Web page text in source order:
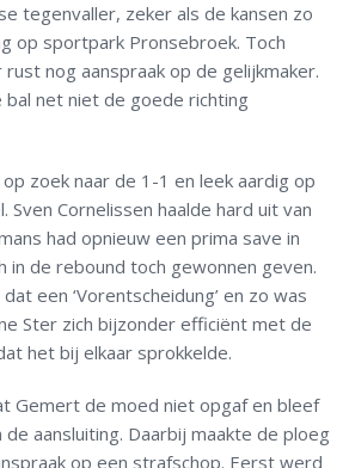
tegenvaller, zeker als de kansen zo
op sportpark Pronsebroek. Toch
nog aanspraak op de gelijkmaker.
bal net niet de goede richting
zoek naar de 1-1 en leek aardig op
Cornelissen haalde hard uit van
had opnieuw een prima save in
in de rebound toch gewonnen geven.
een ‘Vorentscheidung’ en zo was
Ster zich bijzonder efficiënt met de
het bij elkaar sprokkelde.
Gemert de moed niet opgaf en bleef
aansluiting. Daarbij maakte de ploeg
op een strafschop. Eerst werd